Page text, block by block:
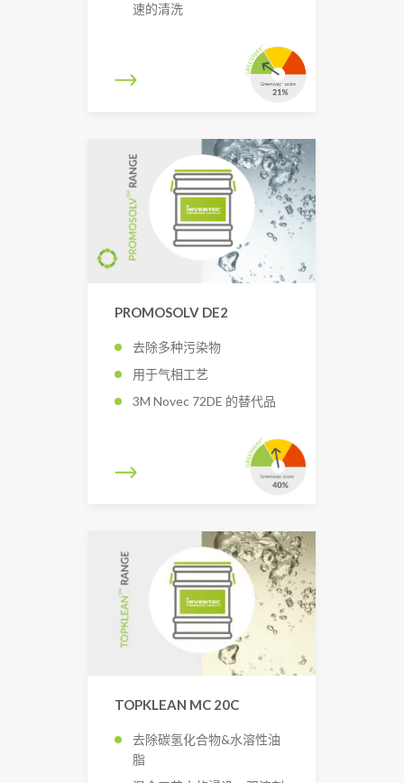
速的清洗
PROMOSOLV DE2
去除多种污染物
用于气相工艺
3M Novec 72DE 的替代品
TOPKLEAN MC 20C
去除碳氢化合物&水溶性油
脂